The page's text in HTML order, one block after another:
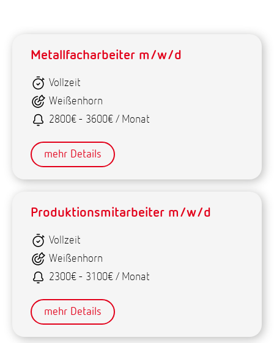
Metallfacharbeiter m/w/d
Vollzeit
Weißenhorn
2800€ - 3600€ / Monat
mehr Details
Produktionsmitarbeiter m/w/d
Vollzeit
Weißenhorn
2300€ - 3100€ / Monat
mehr Details